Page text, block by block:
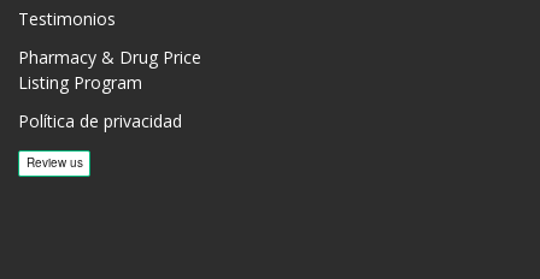
Testimonios
Pharmacy & Drug Price
Listing Program
Política de privacidad